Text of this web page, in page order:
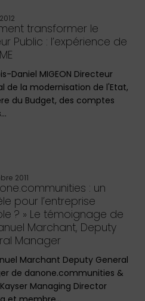
transformer le
Public : l’expérience de
Daniel MIGEON Directeur
de la modernisation de l'Etat,
du Budget, des comptes
2011
: un
pour l’entreprise
? » Le témoignage de
Marchant, Deputy
Manager
Marchant Deputy General
de danone.communities &
Managing Director